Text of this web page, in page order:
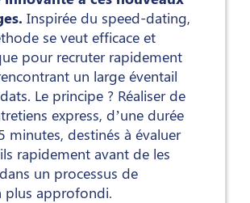
Inspirée du speed-dating,
se veut efficace et
pour recruter rapidement
un large éventail
Le principe ? Réaliser de
express, d’une durée
minutes, destinés à évaluer
rapidement avant de les
un processus de
plus approfondi.